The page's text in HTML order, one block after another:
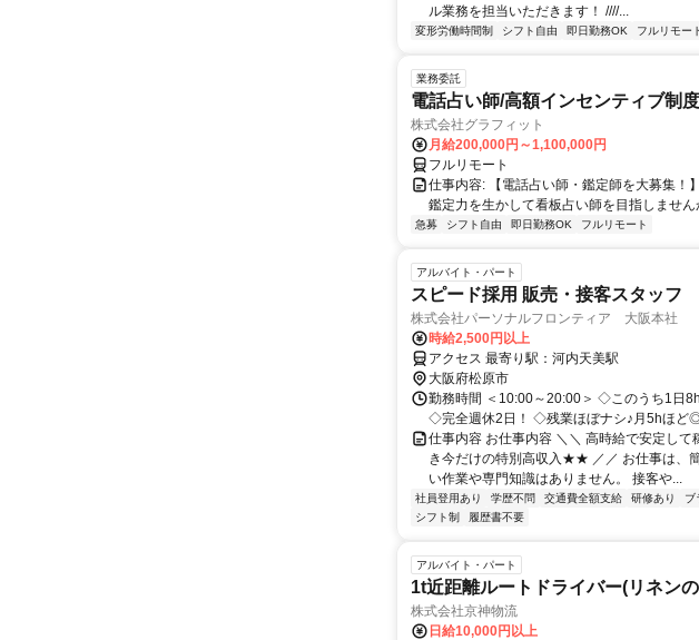
ル業務を担当いただきます！ ////...
変形労働時間制 シフト自由 即日勤務OK フルリモー
業務委託
電話占い師/高額インセンティブ制
株式会社グラフィット
月給200,000円～1,100,000円
フルリモート
仕事内容: 【電話占い師・鑑定師を大募集
鑑定力を生かして看板占い師を目指しませ
急募 シフト自由 即日勤務OK フルリモート
アルバイト・パート
スピード採用 販売・接客スタッフ
株式会社パーソナルフロンティア 大阪本社
時給2,500円以上
アクセス 最寄り駅：河内天美駅
大阪府松原市
勤務時間 ＜10:00～20:00＞ ◇このうち1日
◇完全週休2日！ ◇残業ほぼナシ♪月5hほど
仕事内容 お仕事内容 ＼＼ 高時給で安定し
き今だけの特別高収入★★ ／／ お仕事は、
い作業や専門知識はありません。 接客や...
社員登用あり 学歴不問 交通費全額支給 研修あり ブ
シフト制
履歴書不要
アルバイト・パート
1t近距離ルートドライバー(リネン
株式会社京神物流
日給10,000円以上